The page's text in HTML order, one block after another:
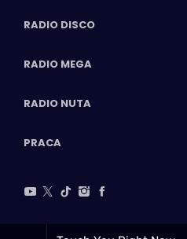
RADIO DISCO
RADIO MEGA
RADIO NUTA
PRACA